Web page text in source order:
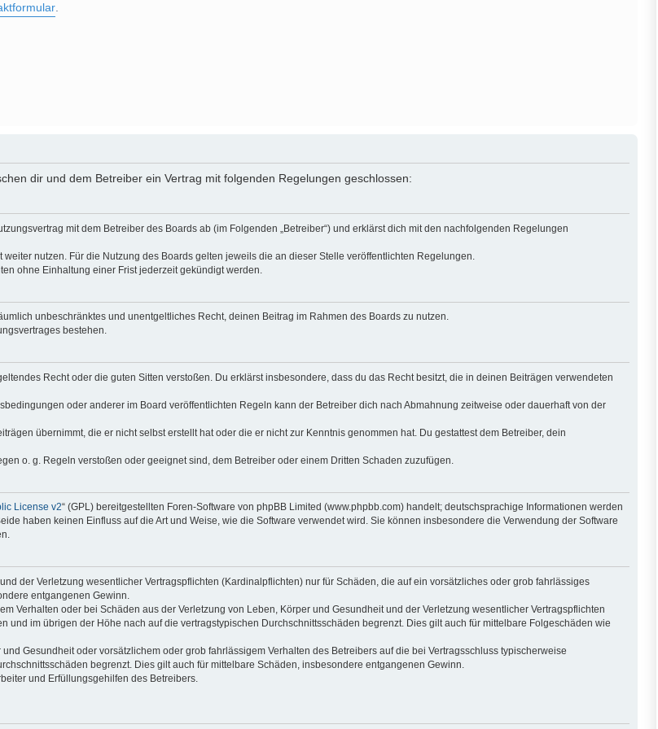
.
dir und dem Betreiber ein Vertrag mit folgenden Regelungen geschlossen:
mit dem Betreiber des Boards ab (im Folgenden „Betreiber“) und erklärst dich mit den nachfolgenden Regelungen
nutzen. Für die Nutzung des Boards gelten jeweils die an dieser Stelle veröffentlichten Regelungen.
ohne Einhaltung einer Frist jederzeit gekündigt werden.
unbeschränktes und unentgeltliches Recht, deinen Beitrag im Rahmen des Boards zu nutzen.
bestehen.
Recht oder die guten Sitten verstoßen. Du erklärst insbesondere, dass du das Recht besitzt, die in deinen Beiträgen verwendeten
oder anderer im Board veröffentlichten Regeln kann der Betreiber dich nach Abmahnung zeitweise oder dauerhaft von der
übernimmt, die er nicht selbst erstellt hat oder die er nicht zur Kenntnis genommen hat. Du gestattest dem Betreiber, dein
o. g. Regeln verstoßen oder geeignet sind, dem Betreiber oder einem Dritten Schaden zuzufügen.
License v2“ (GPL) bereitgestellten Foren-Software von phpBB Limited (www.phpbb.com) handelt; deutschsprachige Informationen werden
haben keinen Einfluss auf die Art und Weise, wie die Software verwendet wird. Sie können insbesondere die Verwendung der Software
der Verletzung wesentlicher Vertragspflichten (Kardinalpflichten) nur für Schäden, die auf ein vorsätzliches oder grob fahrlässiges
entgangenen Gewinn.
Verhalten oder bei Schäden aus der Verletzung von Leben, Körper und Gesundheit und der Verletzung wesentlicher Vertragspflichten
im übrigen der Höhe nach auf die vertragstypischen Durchschnittsschäden begrenzt. Dies gilt auch für mittelbare Folgeschäden wie
Gesundheit oder vorsätzlichem oder grob fahrlässigem Verhalten des Betreibers auf die bei Vertragsschluss typischerweise
begrenzt. Dies gilt auch für mittelbare Schäden, insbesondere entgangenen Gewinn.
und Erfüllungsgehilfen des Betreibers.